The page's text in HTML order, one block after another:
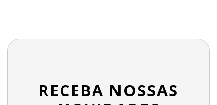
RECEBA NOSSAS